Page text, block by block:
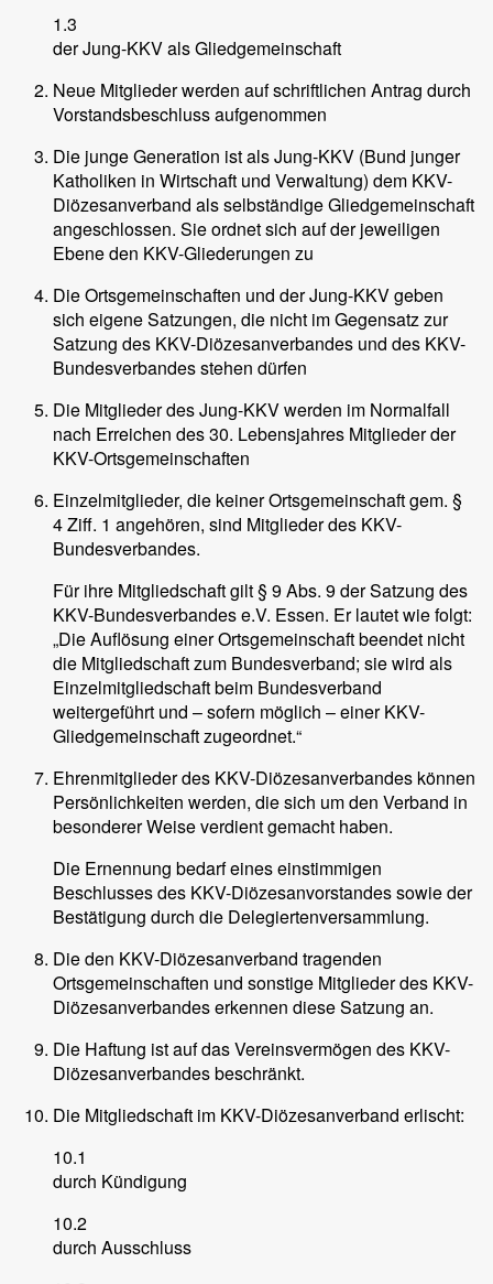
1.3
der Jung-KKV als Gliedgemeinschaft
Neue Mitglieder werden auf schriftlichen Antrag durch
Vorstandsbeschluss aufgenommen
Die junge Generation ist als Jung-KKV (Bund junger
Katholiken in Wirtschaft und Verwaltung) dem KKV-
Diözesanverband als selbständige Gliedgemeinschaft
angeschlossen. Sie ordnet sich auf der jeweiligen
Ebene den KKV-Gliederungen zu
Die Ortsgemeinschaften und der Jung-KKV geben
sich eigene Satzungen, die nicht im Gegensatz zur
Satzung des KKV-Diözesanverbandes und des KKV-
Bundesverbandes stehen dürfen
Die Mitglieder des Jung-KKV werden im Normalfall
nach Erreichen des 30. Lebensjahres Mitglieder der
KKV-Ortsgemeinschaften
Einzelmitglieder, die keiner Ortsgemeinschaft gem. §
4 Ziff. 1 angehören, sind Mitglieder des KKV-
Bundesverbandes.
Für ihre Mitgliedschaft gilt § 9 Abs. 9 der Satzung des
KKV-Bundesverbandes e.V. Essen. Er lautet wie folgt:
„Die Auflösung einer Ortsgemeinschaft beendet nicht
die Mitgliedschaft zum Bundesverband; sie wird als
Einzelmitgliedschaft beim Bundesverband
weitergeführt und – sofern möglich – einer KKV-
Gliedgemeinschaft zugeordnet.“
Ehrenmitglieder des KKV-Diözesanverbandes können
Persönlichkeiten werden, die sich um den Verband in
besonderer Weise verdient gemacht haben.
Die Ernennung bedarf eines einstimmigen
Beschlusses des KKV-Diözesanvorstandes sowie der
Bestätigung durch die Delegiertenversammlung.
Die den KKV-Diözesanverband tragenden
Ortsgemeinschaften und sonstige Mitglieder des KKV-
Diözesanverbandes erkennen diese Satzung an.
Die Haftung ist auf das Vereinsvermögen des KKV-
Diözesanverbandes beschränkt.
Die Mitgliedschaft im KKV-Diözesanverband erlischt:
10.1
durch Kündigung
10.2
durch Ausschluss